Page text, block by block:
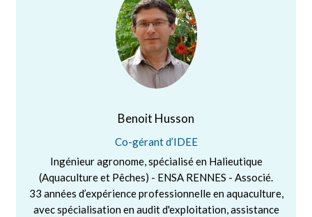
Benoit Husson
Co-gérant d’IDEE
Ingénieur agronome, spécialisé en Halieutique
(Aquaculture et Pêches) - ENSA RENNES - Associé.
33 années d’expérience professionnelle en aquaculture,
avec spécialisation en audit d'exploitation, assistance